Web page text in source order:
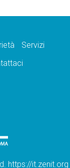
Servizi
https://it.zenit.org